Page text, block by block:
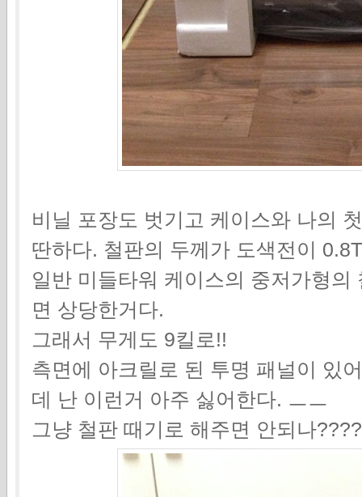
비닐 포장도 벗기고 케이스와 나의
딴하다. 철판의 두께가 도색전이
일반 미들타워 케이스의 중저가형
면 상당한거다.
그래서 무게도 9킬로!!
측면에 아크릴로 된 투명 패널이 있
데 난 이런거 아주 싫어한다. ㅡㅡ
그냥 철판 때기로 해주면 안되나